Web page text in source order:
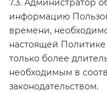
7.3. Администратор
информацию
времени,
настоящей
только более
необходимым в
законодательством.